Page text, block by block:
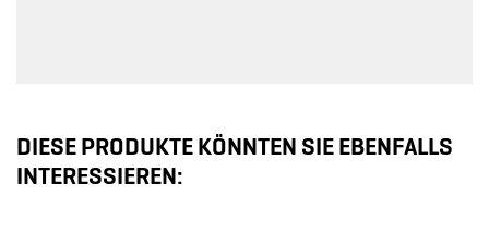
DIESE PRODUKTE KÖNNTEN SIE EBENFALLS
INTERESSIEREN: